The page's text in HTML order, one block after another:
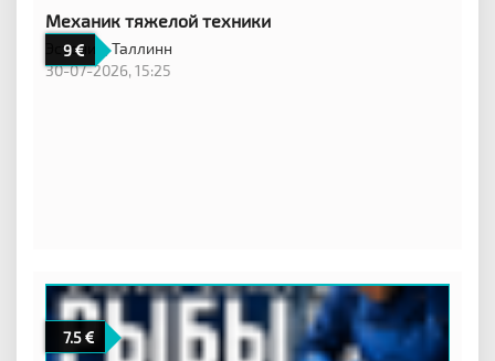
9
Механик тяжелой техники
Эстония,Таллинн
30-07-2026, 15:25
7.5